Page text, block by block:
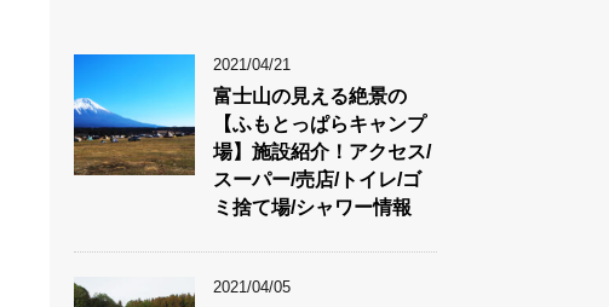
2021/04/21
富士山の見える絶景の
【ふもとっぱらキャンプ
場】施設紹介！アクセス/
スーパー/売店/トイレ/ゴ
ミ捨て場/シャワー情報
2021/04/05